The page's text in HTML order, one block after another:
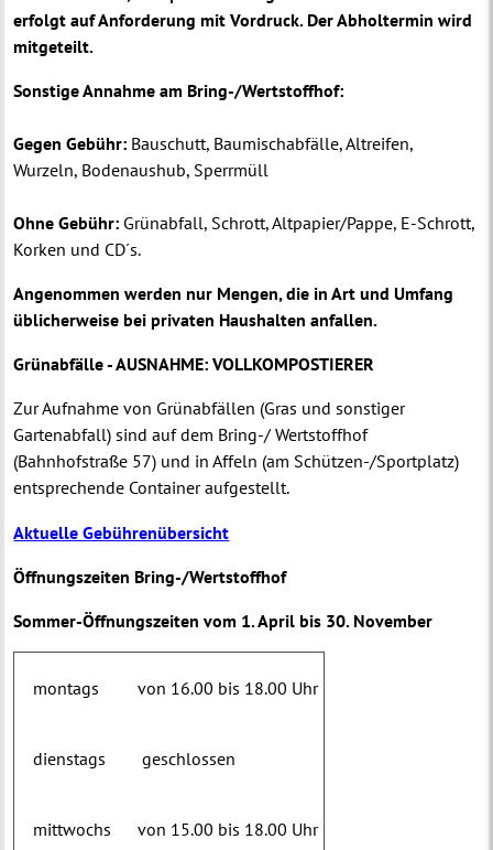
erfolgt auf Anforderung mit Vordruck. Der Abholtermin wird
mitgeteilt.
Sonstige Annahme am Bring-/Wertstoffhof:
Gegen Gebühr: Bauschutt, Baumischabfälle, Altreifen,
Wurzeln, Bodenaushub, Sperrmüll
Ohne Gebühr: Grünabfall, Schrott, Altpapier/Pappe, E-Schrott,
Korken und CD´s.
Angenommen werden nur Mengen, die in Art und Umfang
üblicherweise bei privaten Haushalten anfallen.
Grünabfälle - AUSNAHME: VOLLKOMPOSTIERER
Zur Aufnahme von Grünabfällen (Gras und sonstiger
Gartenabfall) sind auf dem Bring-/ Wertstoffhof
(Bahnhofstraße 57) und in Affeln (am Schützen-/Sportplatz)
entsprechende Container aufgestellt.
Aktuelle Gebührenübersicht
Öffnungszeiten Bring-/Wertstoffhof
Sommer-Öffnungszeiten vom 1. April bis 30. November
montags von 16.00 bis 18.00 Uhr
dienstags geschlossen
mittwochs von 15.00 bis 18.00 Uhr